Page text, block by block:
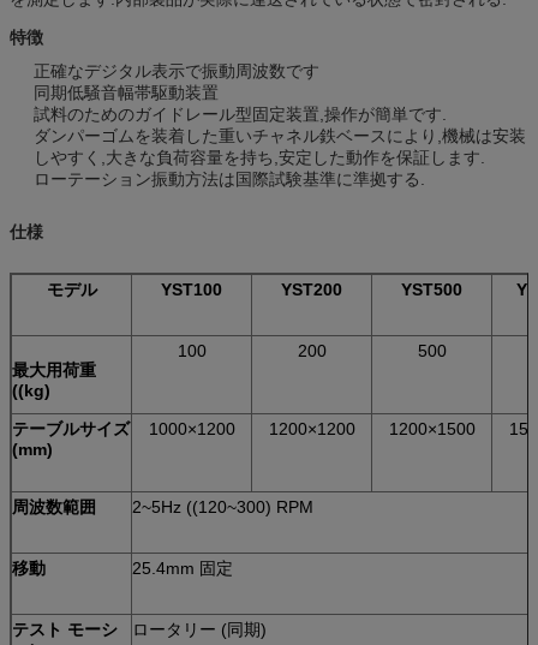
特徴
正確なデジタル表示で振動周波数です
同期低騒音幅帯駆動装置
試料のためのガイドレール型固定装置,操作が簡単です.
ダンパーゴムを装着した重いチャネル鉄ベースにより,機械は安装
しやすく,大きな負荷容量を持ち,安定した動作を保証します.
ローテーション振動方法は国際試験基準に準拠する.
仕様
モデル YST100 YST200 YST500
最大用荷重
((kg)
100 200 500
テーブルサイズ
(mm)
1000×1200 1200×1200 1200×1500
周波数範囲 2~5Hz ((120~300) RPM
移動 25.4mm 固定
テスト モーシ
ロータリー (同期)